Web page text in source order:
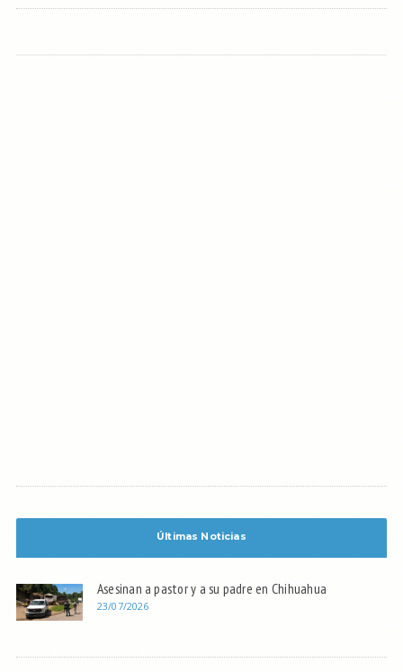
Últimas Noticias
Asesinan a pastor y a su padre en Chihuahua
23/07/2026